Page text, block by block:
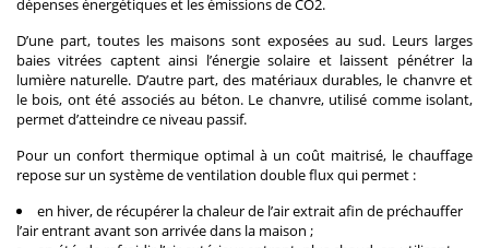
dépenses énergétiques et les émissions de CO2.
D’une part, toutes les maisons sont exposées au sud. Leurs larges
baies vitrées captent ainsi l’énergie solaire et laissent pénétrer la
lumière naturelle. D’autre part, des matériaux durables, le chanvre et
le bois, ont été associés au béton. Le chanvre, utilisé comme isolant,
permet d’atteindre ce niveau passif.
Pour un confort thermique optimal à un coût maitrisé, le chauffage
repose sur un système de ventilation double flux qui permet :
en hiver, de récupérer la chaleur de l’air extrait afin de préchauffer
l’air entrant avant son arrivée dans la maison ;